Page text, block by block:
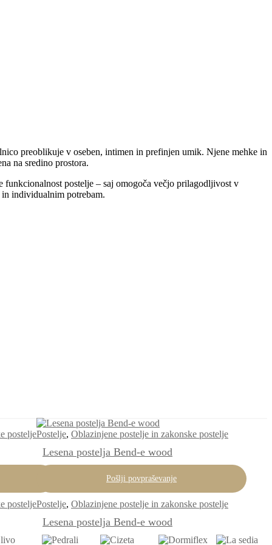
preoblikuje v oseben, intimen in prefinjen umik. Njene mehke in
na sredino prostora.
funkcionalnost postelje – saj omogoča večjo prilagodljivost v
in individualnim potrebam.
postelje
postelje
Postelje, Oblazinjene postelje in zakonske postelje
Lesena postelja Bend-e wood
Pošlji povpraševanje
Postelje, Oblazinjene postelje in zakonske postelje
Lesena postelja Bend-e wood